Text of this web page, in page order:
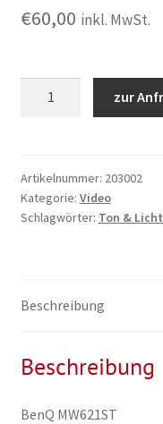
€60,00 inkl. MwSt.
Kurzdistanz
Menge
zur
Artikelnummer: 203002
Kategorie: Video
Schlagwörter: Ton &
Beschreibung
Beschreibung
BenQ MW621ST